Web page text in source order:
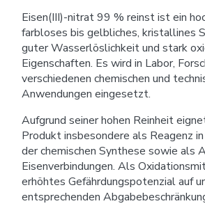
Eisen(III)-nitrat 99 % reinst ist ein
farbloses bis gelbliches, kristallines
guter Wasserlöslichkeit und stark
Eigenschaften. Es wird in Labor,
verschiedenen chemischen und
Anwendungen eingesetzt.
Aufgrund seiner hohen Reinheit
Produkt insbesondere als Reagenz
der chemischen Synthese sowie als
Eisenverbindungen. Als
erhöhtes Gefährdungspotenzial auf
entsprechenden